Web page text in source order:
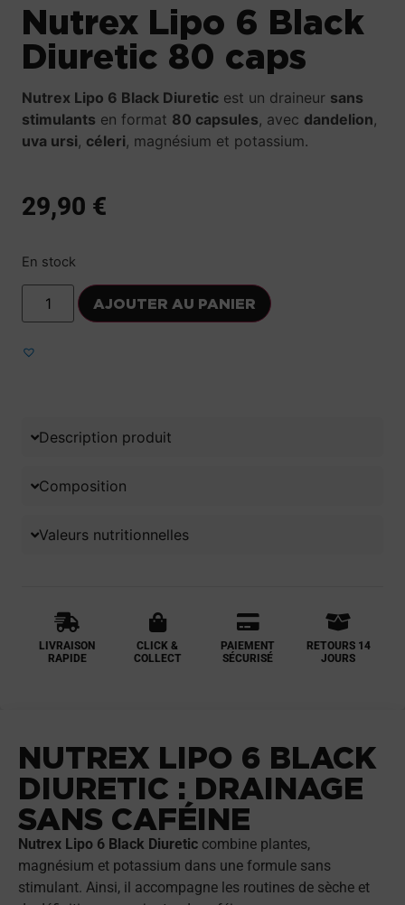
Nutrex Lipo 6 Black
Diuretic 80 caps
Nutrex Lipo 6 Black Diuretic est un draineur sans
stimulants en format 80 capsules, avec dandelion,
uva ursi, céleri, magnésium et potassium.
29,90 €
En stock
AJOUTER AU PANIER
Description produit
Composition
Valeurs nutritionnelles
LIVRAISON
RAPIDE
CLICK &
COLLECT
PAIEMENT
SÉCURISÉ
RETOURS 14
JOURS
NUTREX LIPO 6 BLACK
DIURETIC : DRAINAGE
SANS CAFÉINE
Nutrex Lipo 6 Black Diuretic combine plantes,
magnésium et potassium dans une formule sans
stimulant. Ainsi, il accompagne les routines de sèche et